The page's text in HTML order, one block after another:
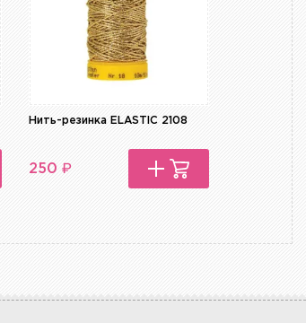
Нить-резинка ELASTIC 2108
250 ₽